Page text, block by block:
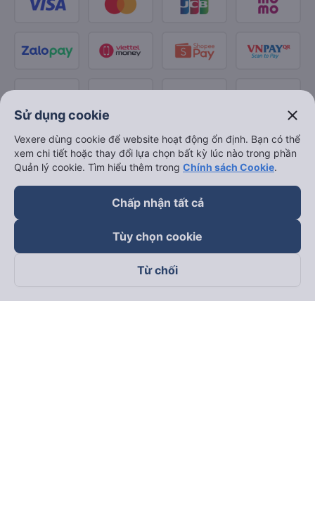
Theo dõi chúng tôi trên
Sử dụng cookie close
Vexere dùng cookie để website hoạt động ổn định. Bạn có thể
xem chi tiết hoặc thay đổi lựa chọn bất kỳ lúc nào trong phần
Quản lý cookie. Tìm hiểu thêm trong Chính sách Cookie.
Chấp nhận tất cả
Tùy chọn cookie
Từ chối